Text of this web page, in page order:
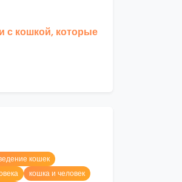
с кошкой, которые
кошек
кошка и человек